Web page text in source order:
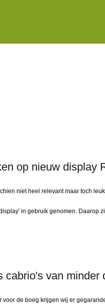
op nieuw display
niet heel relevant maar toch
in gebruik genomen. Daarop
cabrio's van minder
de boeg krijgen wij er